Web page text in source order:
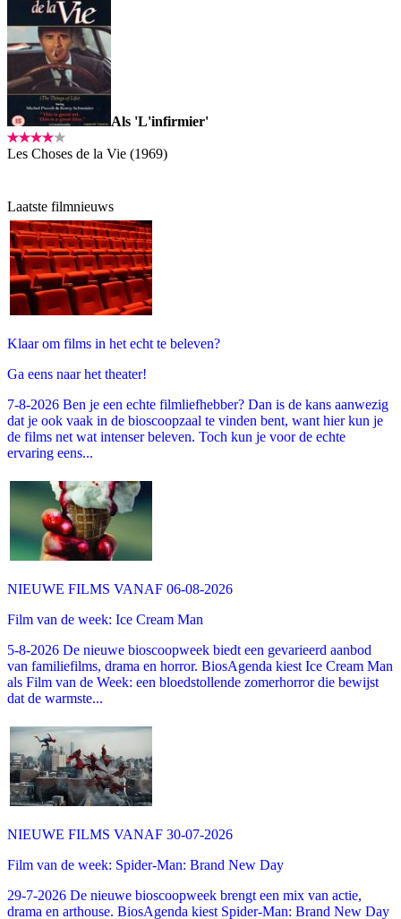
Als 'L'infirmier'
Les Choses de la Vie (1969)
Laatste filmnieuws
Klaar om films in het echt te beleven?
Ga eens naar het theater!
7-8-2026 Ben je een echte filmliefhebber? Dan is de kans aanwezig
dat je ook vaak in de bioscoopzaal te vinden bent, want hier kun je
de films net wat intenser beleven. Toch kun je voor de echte
ervaring eens...
NIEUWE FILMS VANAF 06-08-2026
Film van de week: Ice Cream Man
5-8-2026 De nieuwe bioscoopweek biedt een gevarieerd aanbod
van familiefilms, drama en horror. BiosAgenda kiest Ice Cream Man
als Film van de Week: een bloedstollende zomerhorror die bewijst
dat de warmste...
NIEUWE FILMS VANAF 30-07-2026
Film van de week: Spider-Man: Brand New Day
29-7-2026 De nieuwe bioscoopweek brengt een mix van actie,
drama en arthouse. BiosAgenda kiest Spider-Man: Brand New Day